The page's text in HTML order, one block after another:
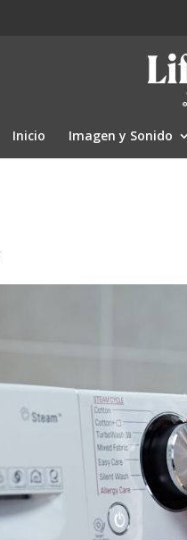
Inicio Imagen y Sonido